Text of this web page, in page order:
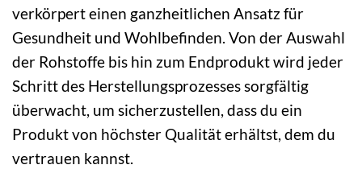
verkörpert einen ganzheitlichen Ansatz für
Gesundheit und Wohlbefinden. Von der Auswahl
der Rohstoffe bis hin zum Endprodukt wird jeder
Schritt des Herstellungsprozesses sorgfältig
überwacht, um sicherzustellen, dass du ein
Produkt von höchster Qualität erhältst, dem du
vertrauen kannst.